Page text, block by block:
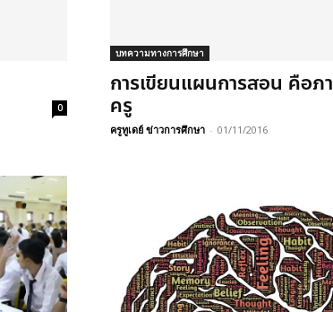
0
บทความทางการศึกษา
การเขียนแผนการสอน คือภ
ครู
ครูทูเดย์ ข่าวการศึกษา - 01/11/2016